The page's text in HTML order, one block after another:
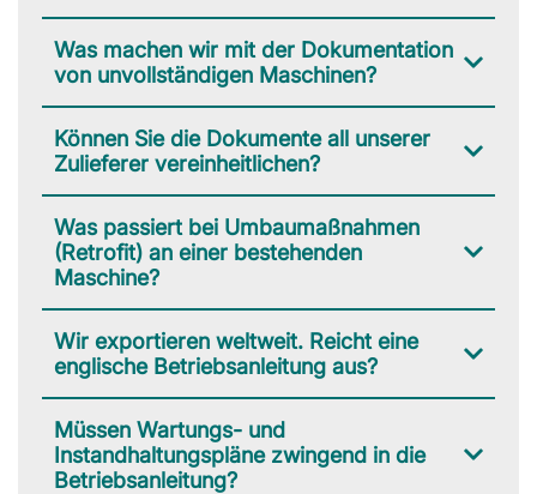
Was machen wir mit der Dokumentation
von unvollständigen Maschinen?
Können Sie die Dokumente all unserer
Zulieferer vereinheitlichen?
Was passiert bei Umbaumaßnahmen
(Retrofit) an einer bestehenden
Maschine?
Wir exportieren weltweit. Reicht eine
englische Betriebsanleitung aus?
Müssen Wartungs- und
Instandhaltungspläne zwingend in die
Betriebsanleitung?